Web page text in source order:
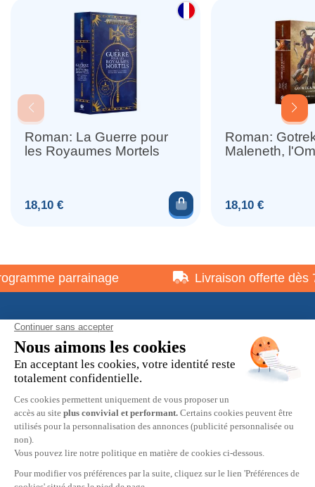
Roman: La Guerre pour
les Royaumes Mortels
Prix
18,10 € Ajouter au panier
Roman:
Maleneth,
Prix
18,10 €
parrainage Livraison offerte dès
À propos
Informations pratiques
Restons en contact